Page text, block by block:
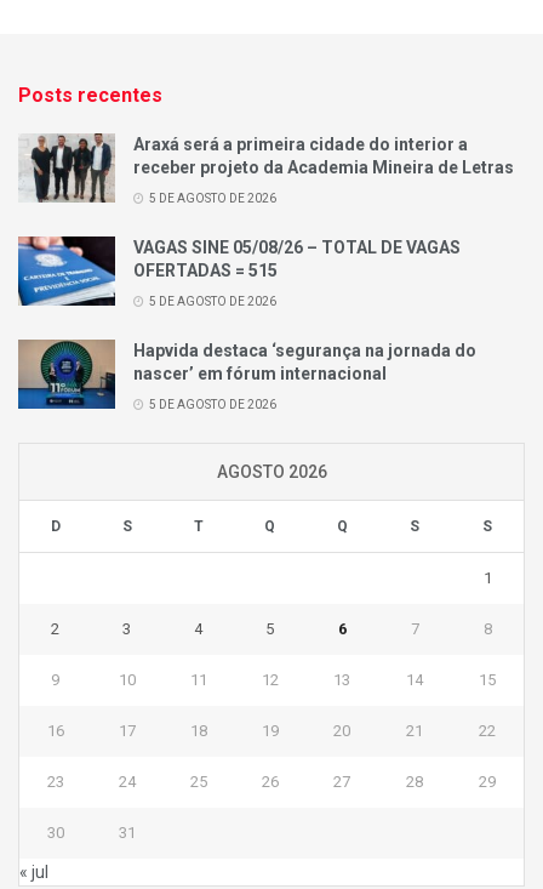
Posts recentes
Araxá será a primeira cidade do interior a
receber projeto da Academia Mineira de Letras
5 DE AGOSTO DE 2026
VAGAS SINE 05/08/26 – TOTAL DE VAGAS
OFERTADAS = 515
5 DE AGOSTO DE 2026
Hapvida destaca ‘segurança na jornada do
nascer’ em fórum internacional
5 DE AGOSTO DE 2026
AGOSTO 2026
D S T Q Q S S
1
2 3 4 5 6 7 8
9 10 11 12 13 14 15
16 17 18 19 20 21 22
23 24 25 26 27 28 29
30 31
« jul